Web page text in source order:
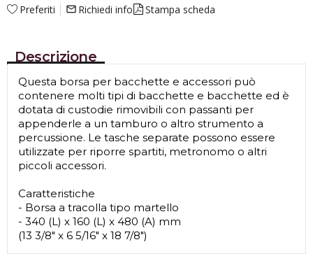
Preferiti mail_outline Richiedi info Stampa scheda
Descrizione
Questa borsa per bacchette e accessori può
contenere molti tipi di bacchette e bacchette ed è
dotata di custodie rimovibili con passanti per
appenderle a un tamburo o altro strumento a
percussione. Le tasche separate possono essere
utilizzate per riporre spartiti, metronomo o altri
piccoli accessori.
Caratteristiche
- Borsa a tracolla tipo martello
- 340 (L) x 160 (L) x 480 (A) mm
(13 3/8" x 6 5/16" x 18 7/8")